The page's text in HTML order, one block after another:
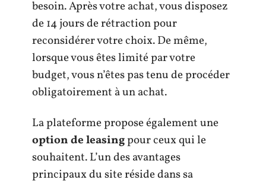
besoin. Après votre achat, vous disposez
de 14 jours de rétraction pour
reconsidérer votre choix. De même,
lorsque vous êtes limité par votre
budget, vous n’êtes pas tenu de procéder
obligatoirement à un achat.
La plateforme propose également une
option de leasingpour ceux qui le
souhaitent. L’un des avantages
principaux du site réside dans sa